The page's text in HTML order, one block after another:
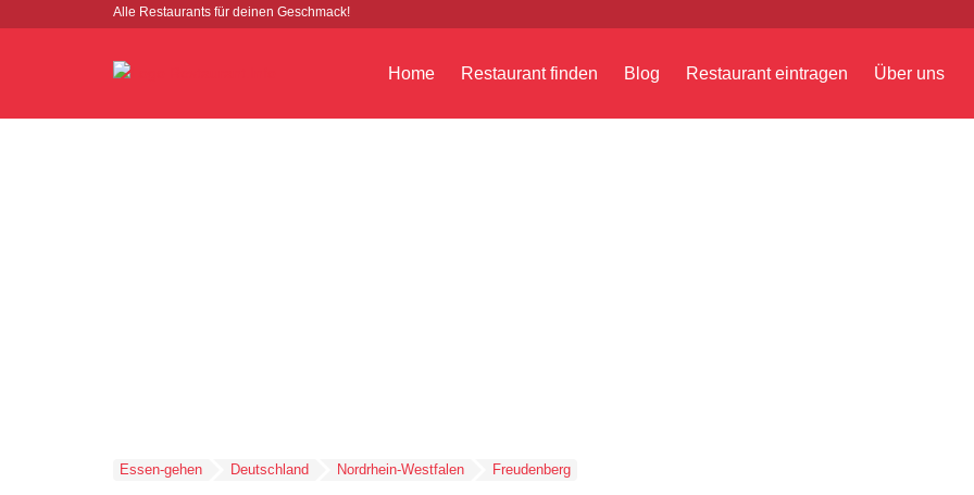
Alle Restaurants für deinen Geschmack!
Home Restaurant finden Blog Restaurant eintragen Über uns
Essen-gehen Deutschland Nordrhein-Westfalen Freudenberg